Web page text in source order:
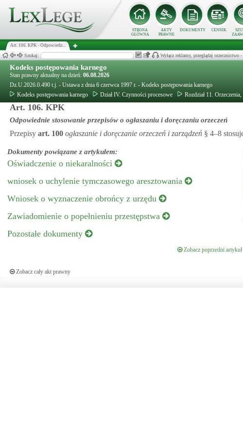
STRONA
GŁÓWNA
AKTY
PRAWNE
DOKUMENTY CENNIK
Art. 106. KPK - Odpowiedn...
Szukaj: Wyłącz reklamy, przeglądaj orzecznictwo
Kodeks postępowania karnego
Stan prawny aktualny na dzień: 06.08.2026
Dz.U.2026.0.490 t.j. - Ustawa z dnia 6 czerwca 1997 r. - Kodeks postępowania karnego
Kodeks postępowania karnego
Dział IV. Czynności procesowe Rozdział 11.
Art. 106. KPK
Odpowiednie stosowanie przepisów o ogłaszaniu i doręczaniu orzeczeń
Przepisy art. 100 ogłaszanie i doręczanie orzeczeń i zarządzeń § 4–8
Dokumenty powiązane z artykułem:
Oświadczenie o niekaralności
wniosek o uchylenie tymczasowego aresztowania
Wniosek o wyznaczenie obrońcy z urzędu
Zawiadomienie o popełnieniu przestępstwa
Pozostałe dokumenty
Zobacz poprzedni artykuł
Zobacz cały akt prawny